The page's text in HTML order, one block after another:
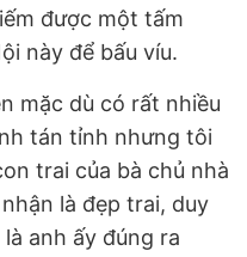
được một tấm
này để bấu víu.
mặc dù có rất nhiều
tán tỉnh nhưng tôi
trai của bà chủ nhà
là đẹp trai, duy
anh ấy đúng ra